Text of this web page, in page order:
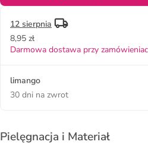
12 sierpnia
8,95 zł
Darmowa dostawa przy
limango
30 dni na zwrot
Pielęgnacja i Materiał